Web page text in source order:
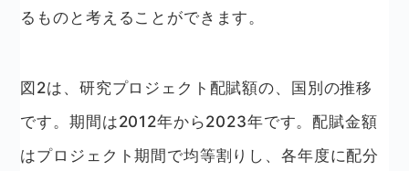
るものと考えることができます。
図2は、研究プロジェクト配賦額の、国別の推移
です。期間は2012年から2023年です。配賦金額
はプロジェクト期間で均等割りし、各年度に配分